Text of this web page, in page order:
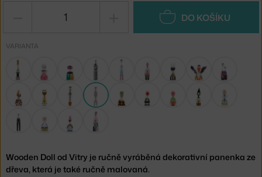
DO KOŠÍKU
VARIANTA
Wooden Doll od Vitry je ručně vyráběná dekorativní panenka ze
dřeva, která je také ručně malovaná.